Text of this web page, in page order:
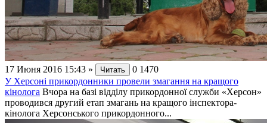
17 Июня 2016 15:43 » Читать 0 1470
У Херсоні прикордонники провели змагання на кращого
кінолога Вчора на базі відділу прикордонної служби «Херсон»
проводився другий етап змагань на кращого інспектора-
кінолога Херсонського прикордонного...